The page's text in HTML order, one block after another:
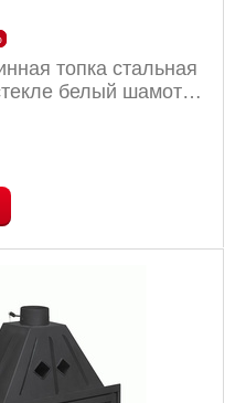
топка стальная
белый шамот